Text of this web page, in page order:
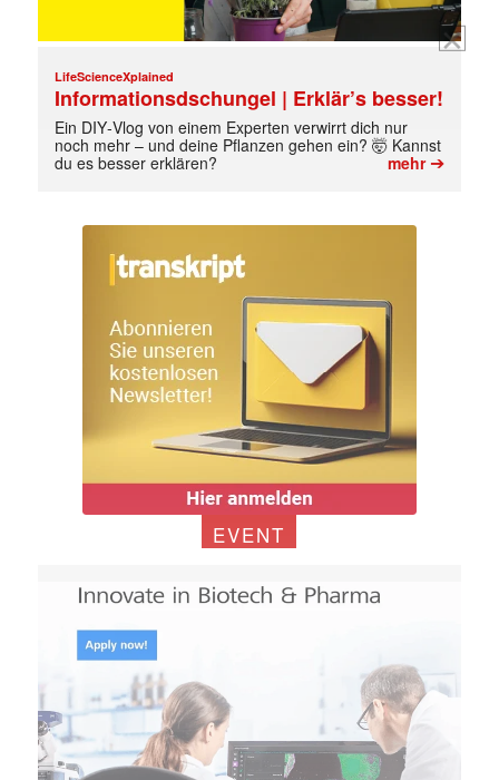
LifeScienceXplained
Informationsdschungel | Erklär’s besser!
Ein DIY‑Vlog von einem Experten verwirrt dich nur
noch mehr – und deine Pflanzen gehen ein? 🤯 Kannst
du es besser erklären?
mehr➔
EVENT